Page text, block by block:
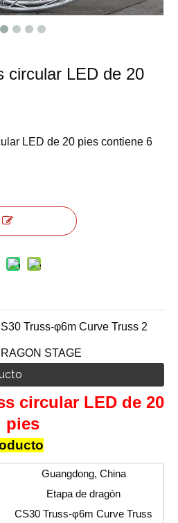
circular LED de 20
LED de 20 pies contiene 6
Truss-φ6m Curve Truss 2
STAGE
circular LED de 20
pies
Guangdong, China
Etapa de dragón
CS30 Truss-φ6m Curve Truss